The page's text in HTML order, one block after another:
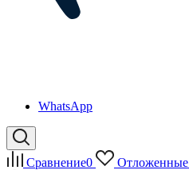
WhatsApp
Сравнение0 Отложенные